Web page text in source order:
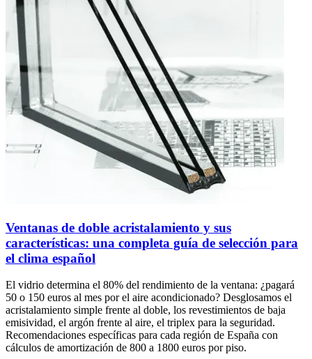
Ventanas de doble acristalamiento y sus
características: una completa guía de selección para
el clima español
El vidrio determina el 80% del rendimiento de la ventana: ¿pagará
50 o 150 euros al mes por el aire acondicionado? Desglosamos el
acristalamiento simple frente al doble, los revestimientos de baja
emisividad, el argón frente al aire, el triplex para la seguridad.
Recomendaciones específicas para cada región de España con
cálculos de amortización de 800 a 1800 euros por piso.